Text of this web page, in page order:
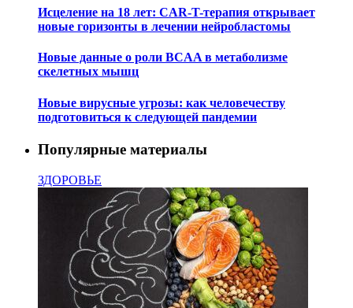
Исцеление на 18 лет: CAR-T-терапия открывает
новые горизонты в лечении нейробластомы
Новые данные о роли BCAA в метаболизме
скелетных мышц
Новые вирусные угрозы: как человечеству
подготовиться к следующей пандемии
Популярные материалы
ЗДОРОВЬЕ